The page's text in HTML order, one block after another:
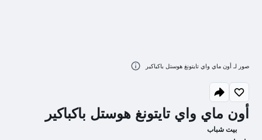
أون ماي واي تايتونغ هوستل باكباكير
بيت شباب
صور لـ أون ماي واي تايتونغ هوستل باكباكير